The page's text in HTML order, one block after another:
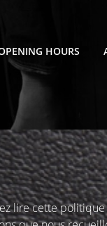
HOURS
lire cette